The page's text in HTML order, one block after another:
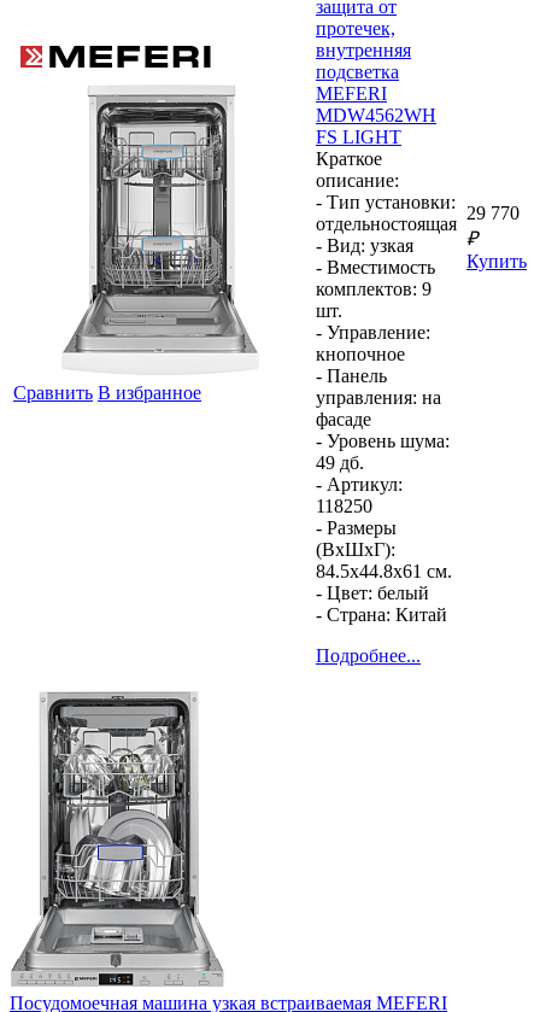
Сравнить В избранное
защита от
протечек,
внутренняя
подсветка
MEFERI
MDW4562WH
FS LIGHT
Краткое
описание:
- Тип установки:
отдельностоящая
- Вид: узкая
- Вместимость
комплектов: 9
шт.
- Управление:
кнопочное
- Панель
управления: на
фасаде
- Уровень шума:
49 дб.
- Артикул:
118250
- Размеры
(ВхШхГ):
84.5x44.8x61 см.
- Цвет: белый
- Страна: Китай
Подробнее...
29 770
₽
Купить
Посудомоечная машина узкая встраиваемая MEFERI